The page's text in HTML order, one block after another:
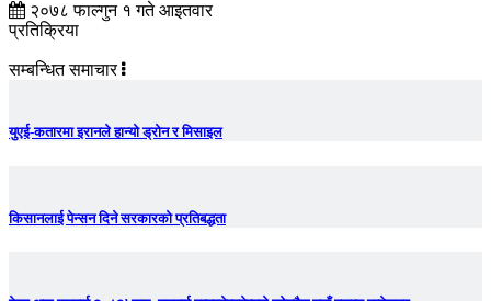
२०७८ फाल्गुन १ गते आइतवार
प्रतिक्रिया
सम्बन्धित समाचार
युएई-कतारमा इरानले हान्यो ड्रोन र मिसाइल
किसानलाई पेन्सन दिने सरकारको प्रतिबद्धता